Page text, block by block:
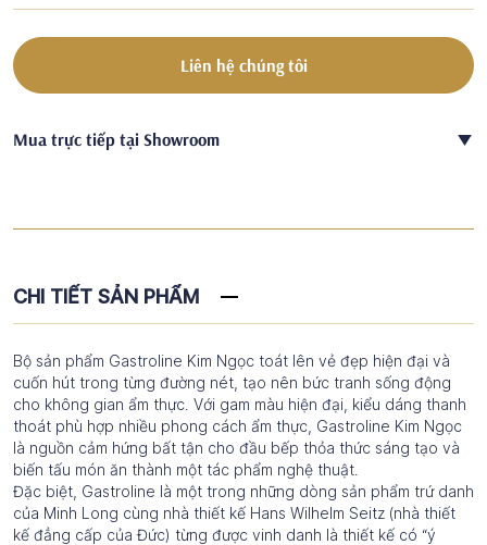
Liên hệ chúng tôi
Mua trực tiếp tại Showroom
CHI TIẾT SẢN PHẨM
Bộ sản phẩm Gastroline Kim Ngọc toát lên vẻ đẹp hiện đại và
cuốn hút trong từng đường nét, tạo nên bức tranh sống động
cho không gian ẩm thực. Với gam màu hiện đại, kiểu dáng thanh
thoát phù hợp nhiều phong cách ẩm thực, Gastroline Kim Ngọc
là nguồn cảm hứng bất tận cho đầu bếp thỏa thức sáng tạo và
biến tấu món ăn thành một tác phẩm nghệ thuật.
Đặc biệt, Gastroline là một trong những dòng sản phẩm trứ danh
của Minh Long cùng nhà thiết kế Hans Wilhelm Seitz (nhà thiết
kế đẳng cấp của Đức) từng được vinh danh là thiết kế có “ý